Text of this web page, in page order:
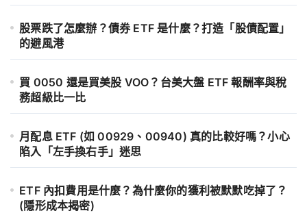
股票跌了怎麼辦？債券 ETF 是什麼？打造「股債配置」
的避風港
買 0050 還是買美股 VOO？台美大盤 ETF 報酬率與稅
務超級比一比
月配息 ETF (如 00929、00940) 真的比較好嗎？小心
陷入「左手換右手」迷思
ETF 內扣費用是什麼？為什麼你的獲利被默默吃掉了？
(隱形成本揭密)